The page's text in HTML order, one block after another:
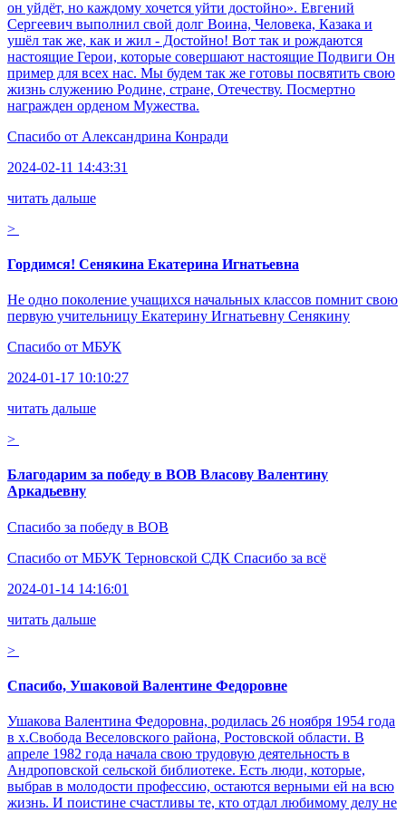
он уйдёт, но каждому хочется уйти достойно». Евгений
Сергеевич выполнил свой долг Воина, Человека, Казака и
ушёл так же, как и жил - Достойно! Вот так и рождаются
настоящие Герои, которые совершают настоящие Подвиги Он
пример для всех нас. Мы будем так же готовы посвятить свою
жизнь служению Родине, стране, Отечеству. Посмертно
награжден орденом Мужества.
Спасибо от Александрина Конради
2024-02-11 14:43:31
читать дальше
>
Гордимся! Сенякина Екатерина Игнатьевна
Не одно поколение учащихся начальных классов помнит свою
первую учительницу Екатерину Игнатьевну Сенякину
Спасибо от МБУК
2024-01-17 10:10:27
читать дальше
>
Благодарим за победу в ВОВ Власову Валентину
Аркадьевну
Спасибо за победу в ВОВ
Спасибо от МБУК Терновской СДК Спасибо за всё
2024-01-14 14:16:01
читать дальше
>
Спасибо, Ушаковой Валентине Федоровне
Ушакова Валентина Федоровна, родилась 26 ноября 1954 года
в х.Свобода Веселовского района, Ростовской области. В
апреле 1982 года начала свою трудовую деятельность в
Андроповской сельской библиотеке. Есть люди, которые,
выбрав в молодости профессию, остаются верными ей на всю
жизнь. И поистине счастливы те, кто отдал любимому делу не